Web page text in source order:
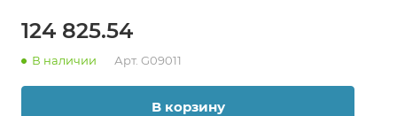
124 825.54
В наличии Арт. G09011
В корзину